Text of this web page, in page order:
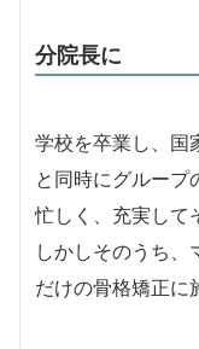
分院長に
学校を卒業し、国
と同時にグループ
忙しく、充実して
しかしそのうち、
だけの骨格矯正に